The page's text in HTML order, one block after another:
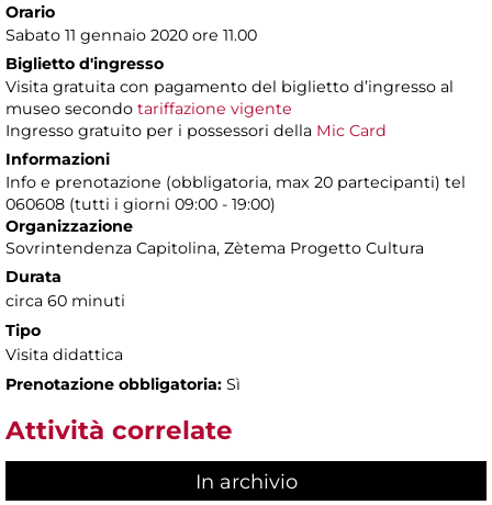
Orario
Sabato 11 gennaio 2020 ore 11.00
Biglietto d'ingresso
Visita gratuita con pagamento del biglietto d’ingresso al
museo secondo tariffazione vigente
Ingresso gratuito per i possessori della Mic Card
Informazioni
Info e prenotazione (obbligatoria, max 20 partecipanti) tel
060608 (tutti i giorni 09:00 - 19:00)
Organizzazione
Sovrintendenza Capitolina, Zètema Progetto Cultura
Durata
circa 60 minuti
Tipo
Visita didattica
Prenotazione obbligatoria: Sì
Attività correlate
In archivio